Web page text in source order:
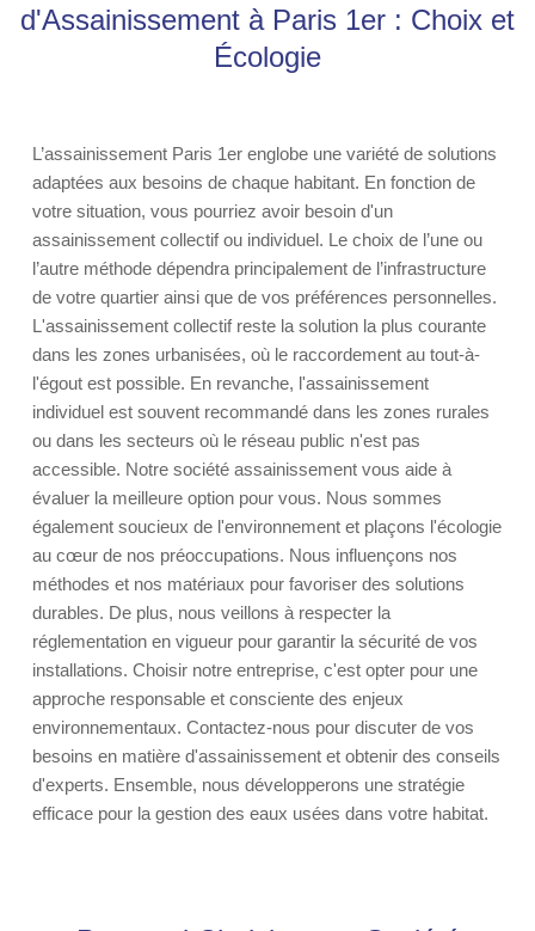
d'Assainissement à Paris 1er : Choix et
Écologie
L’assainissement Paris 1er englobe une variété de solutions
adaptées aux besoins de chaque habitant. En fonction de
votre situation, vous pourriez avoir besoin d'un
assainissement collectif ou individuel. Le choix de l’une ou
l’autre méthode dépendra principalement de l’infrastructure
de votre quartier ainsi que de vos préférences personnelles.
L'assainissement collectif reste la solution la plus courante
dans les zones urbanisées, où le raccordement au tout-à-
l'égout est possible. En revanche, l'assainissement
individuel est souvent recommandé dans les zones rurales
ou dans les secteurs où le réseau public n'est pas
accessible. Notre société assainissement vous aide à
évaluer la meilleure option pour vous. Nous sommes
également soucieux de l'environnement et plaçons l'écologie
au cœur de nos préoccupations. Nous influençons nos
méthodes et nos matériaux pour favoriser des solutions
durables. De plus, nous veillons à respecter la
réglementation en vigueur pour garantir la sécurité de vos
installations. Choisir notre entreprise, c'est opter pour une
approche responsable et consciente des enjeux
environnementaux. Contactez-nous pour discuter de vos
besoins en matière d'assainissement et obtenir des conseils
d'experts. Ensemble, nous développerons une stratégie
efficace pour la gestion des eaux usées dans votre habitat.